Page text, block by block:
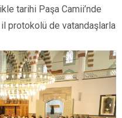
tarihi Paşa Camii’nde
protokolü de vatandaşlarla